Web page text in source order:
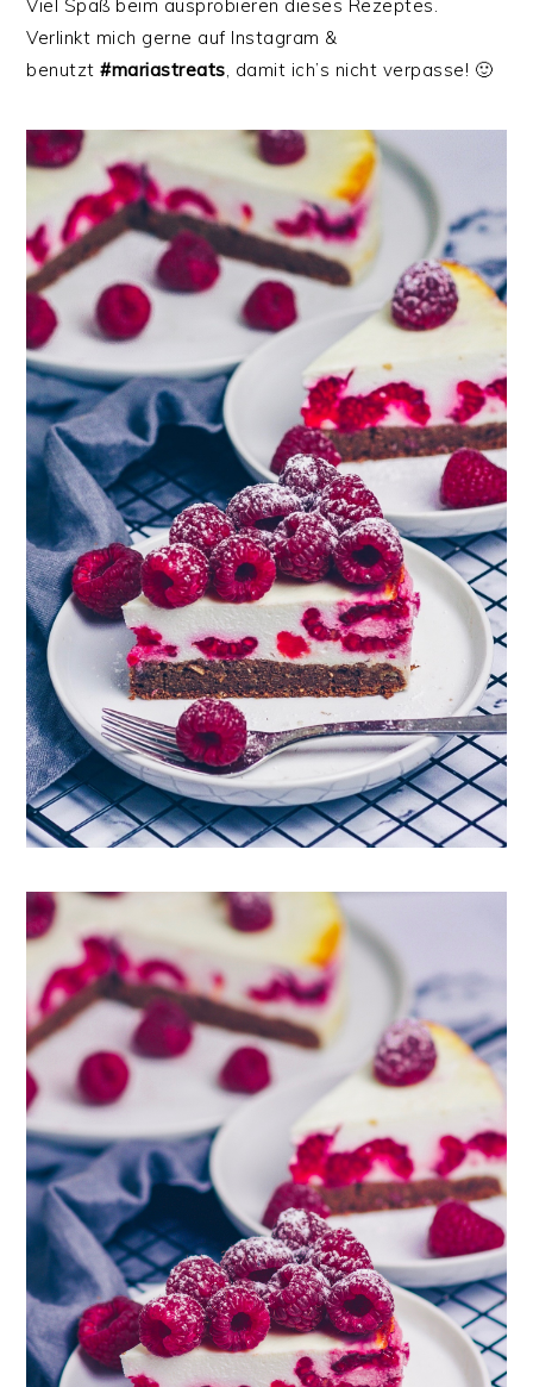
Viel Spaß beim ausprobieren dieses Rezeptes.
Verlinkt mich gerne auf Instagram &
benutzt#mariastreats, damit ich’s nicht verpasse! 🙂